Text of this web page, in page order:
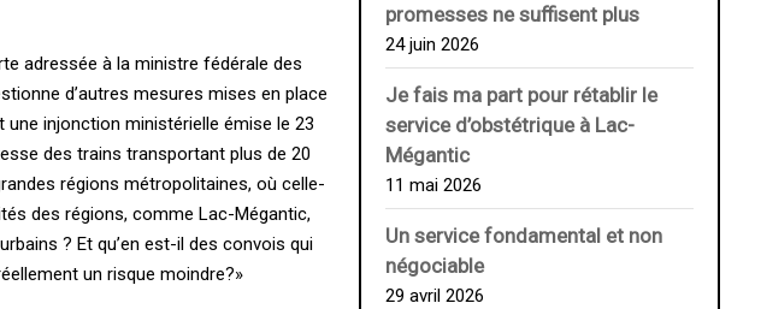
adressée à la ministre fédérale des
d’autres mesures mises en place
injonction ministérielle émise le 23
des trains transportant plus de 20
régions métropolitaines, où celle-
des régions, comme Lac-Mégantic,
? Et qu’en est-il des convois qui
un risque moindre?»
promesses ne suffisent plus
24 juin 2026
Je fais ma part pour rétablir le
service d’obstétrique à Lac-
Mégantic
11 mai 2026
Un service fondamental et non
négociable
29 avril 2026